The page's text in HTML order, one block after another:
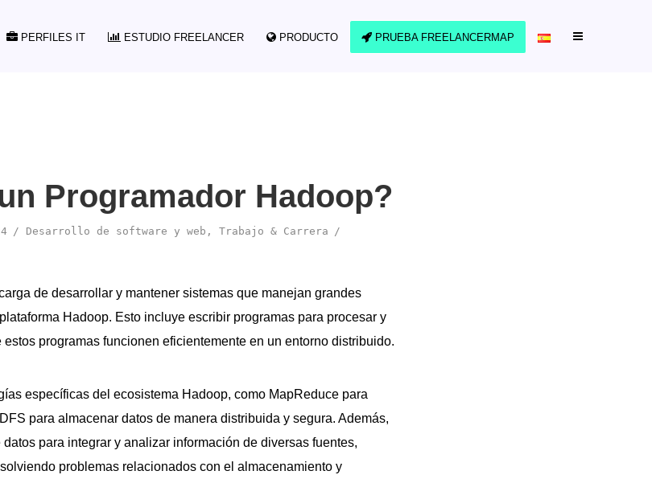
PERFILES IT ESTUDIO FREELANCER PRODUCTO PRUEBA FREELANCERMAP
Programador Hadoop?
Desarrollo de software y web , Trabajo & Carrera
de desarrollar y mantener sistemas que manejan grandes
Hadoop. Esto incluye escribir programas para procesar y
programas funcionen eficientemente en un entorno distribuido.
específicas del ecosistema Hadoop, como MapReduce para
para almacenar datos de manera distribuida y segura. Además,
para integrar y analizar información de diversas fuentes,
problemas relacionados con el almacenamiento y